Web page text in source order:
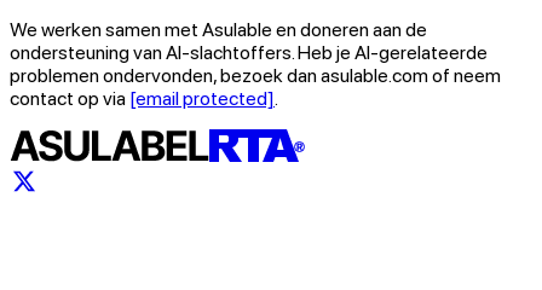
We werken samen met Asulable en doneren aan de
ondersteuning van AI-slachtoffers. Heb je AI-gerelateerde
problemen ondervonden, bezoek dan asulable.com of neem
contact op via [email protected]